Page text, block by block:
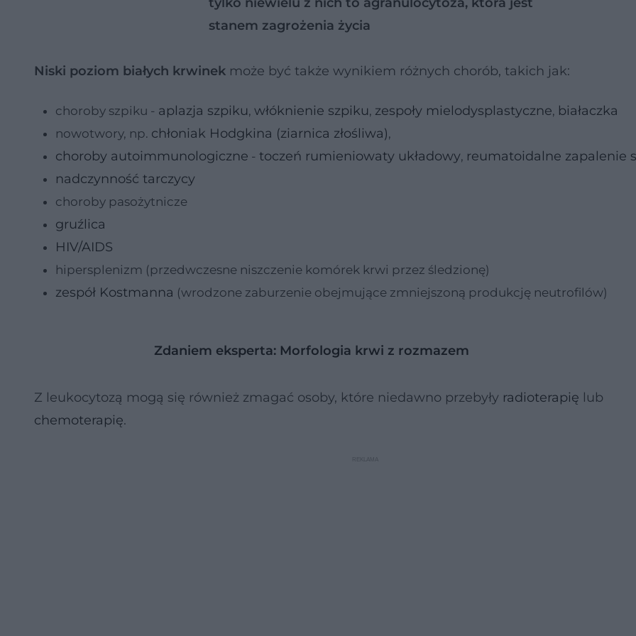
stanem zagrożenia życia
Niski poziom białych krwinek może być także wynikiem różnych chorób, takich jak:
choroby szpiku - aplazja szpiku, włóknienie szpiku, zespoły mielodysplastyczne, białaczka
nowotwory, np. chłoniak Hodgkina (ziarnica złośliwa),
choroby autoimmunologiczne - toczeń rumieniowaty układowy, reumatoidalne zapalenie
nadczynność tarczycy
choroby pasożytnicze
gruźlica
HIV/AIDS
hipersplenizm (przedwczesne niszczenie komórek krwi przez śledzionę)
zespół Kostmanna (wrodzone zaburzenie obejmujące zmniejszoną produkcję neutrofilów)
Zdaniem eksperta: Morfologia krwi z rozmazem
Z leukocytozą mogą się również zmagać osoby, które niedawno przebyły radioterapię lub
chemoterapię.